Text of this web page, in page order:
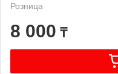
Розница
8 000 ₸